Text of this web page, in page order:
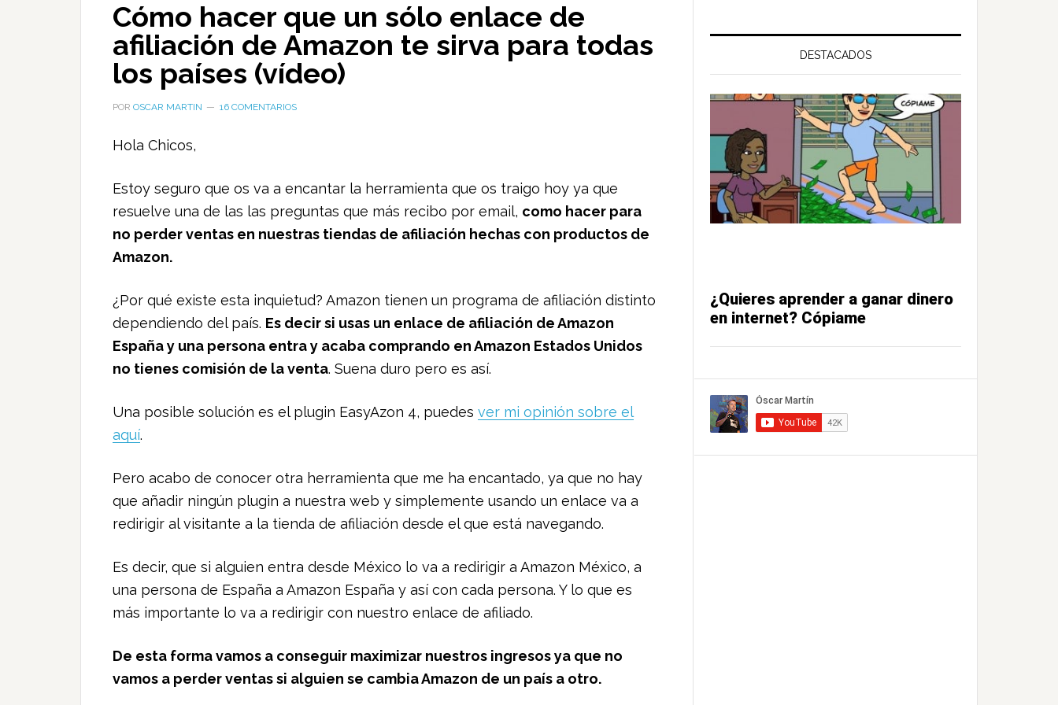
Cómo hacer que un sólo enlace de
afiliación de Amazon te sirva para todas
los países (vídeo)
POR OSCAR MARTIN 16 COMENTARIOS
Hola Chicos,
Estoy seguro que os va a encantar la herramienta que os traigo hoy ya que
resuelve una de las las preguntas que más recibo por email, como hacer para
no perder ventas en nuestras tiendas de afiliación hechas con productos de
Amazon.
¿Por qué existe esta inquietud? Amazon tienen un programa de afiliación distinto
dependiendo del país. Es decir si usas un enlace de afiliación de Amazon
España y una persona entra y acaba comprando en Amazon Estados Unidos
no tienes comisión de la venta. Suena duro pero es así.
Una posible solución es el plugin EasyAzon 4, puedes ver mi opinión sobre el
aquí.
Pero acabo de conocer otra herramienta que me ha encantado, ya que no hay
que añadir ningún plugin a nuestra web y simplemente usando un enlace va a
redirigir al visitante a la tienda de afiliación desde el que está navegando.
Es decir, que si alguien entra desde México lo va a redirigir a Amazon México, a
una persona de España a Amazon España y así con cada persona. Y lo que es
más importante lo va a redirigir con nuestro enlace de afiliado.
De esta forma vamos a conseguir maximizar nuestros ingresos ya que no
vamos a perder ventas si alguien se cambia Amazon de un país a otro.
DESTACADOS
¿Quieres aprender a ganar dinero
en internet? Cópiame